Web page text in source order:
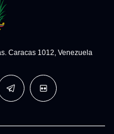
Caracas 1012, Venezuela